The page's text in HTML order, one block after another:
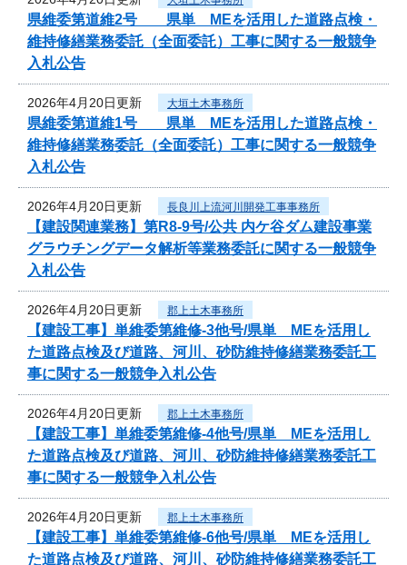
県維委第道維2号 県単 MEを活用した道路点検・
維持修繕業務委託（全面委託）工事に関する一般競争
入札公告
2026年4月20日更新 大垣土木事務所
県維委第道維1号 県単 MEを活用した道路点検・
維持修繕業務委託（全面委託）工事に関する一般競争
入札公告
2026年4月20日更新 長良川上流河川開発工事事務所
【建設関連業務】第R8-9号/公共 内ケ谷ダム建設事業
グラウチングデータ解析等業務委託に関する一般競争
入札公告
2026年4月20日更新 郡上土木事務所
【建設工事】単維委第維修‐3他号/県単 MEを活用し
た道路点検及び道路、河川、砂防維持修繕業務委託工
事に関する一般競争入札公告
2026年4月20日更新 郡上土木事務所
【建設工事】単維委第維修‐4他号/県単 MEを活用し
た道路点検及び道路、河川、砂防維持修繕業務委託工
事に関する一般競争入札公告
2026年4月20日更新 郡上土木事務所
【建設工事】単維委第維修‐6他号/県単 MEを活用し
た道路点検及び道路、河川、砂防維持修繕業務委託工